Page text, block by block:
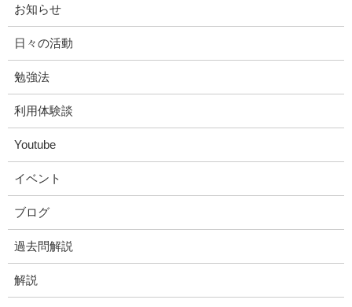
お知らせ
日々の活動
勉強法
利用体験談
Youtube
イベント
ブログ
過去問解説
解説